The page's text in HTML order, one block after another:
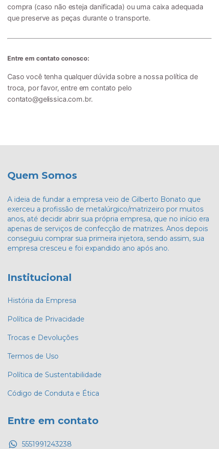
compra (caso não esteja danificada) ou uma caixa adequada
que preserve as peças durante o transporte.
Entre em contato conosco:
Caso você tenha qualquer dúvida sobre a nossa política de
troca, por favor, entre em contato pelo
contato@gelissica.com.br.
Quem Somos
A ideia de fundar a empresa veio de Gilberto Bonato que
exerceu a profissão de metalúrgico/matrizeiro por muitos
anos, até decidir abrir sua própria empresa, que no início era
apenas de serviços de confecção de matrizes. Anos depois
conseguiu comprar sua primeira injetora, sendo assim, sua
empresa cresceu e foi expandido ano após ano.
Institucional
História da Empresa
Política de Privacidade
Trocas e Devoluções
Termos de Uso
Política de Sustentabilidade
Código de Conduta e Ética
Entre em contato
5551991243238